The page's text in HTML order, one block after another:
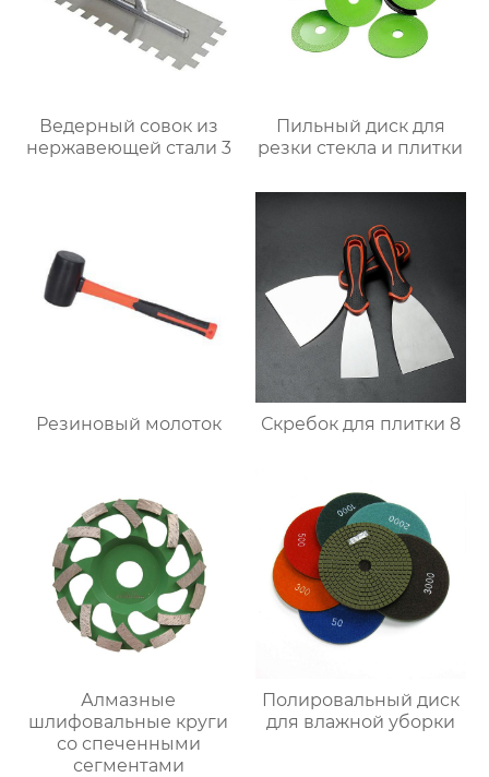
Ведерный совок из
нержавеющей стали 3
Пильный диск для
резки стекла и плитки
Резиновый молоток Скребок для плитки 8
Алмазные
шлифовальные круги
со спеченными
сегментами
Полировальный диск
для влажной уборки